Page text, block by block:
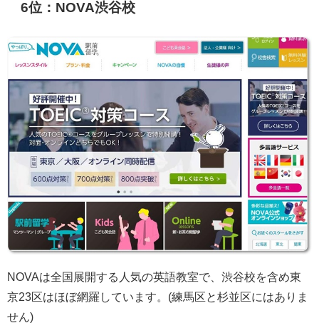
6位：NOVA渋谷校
NOVAは全国展開する人気の英語教室で、渋谷校を含め東
京23区はほぼ網羅しています。(練馬区と杉並区にはありま
せん)